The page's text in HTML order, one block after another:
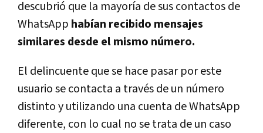
descubrió que la mayoría de sus contactos de
WhatsApp habían recibido mensajes
similares desde el mismo número.
El delincuente que se hace pasar por este
usuario se contacta a través de un número
distinto y utilizando una cuenta de WhatsApp
diferente, con lo cual no se trata de un caso